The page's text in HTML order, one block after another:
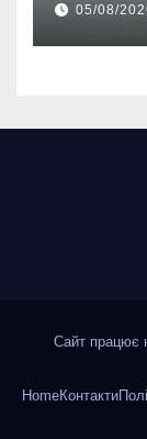
05/08/
Сайт працює
HomeКонтакти